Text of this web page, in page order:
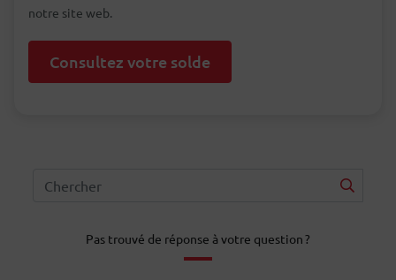
notre site web.
Consultez votre solde
Pas trouvé de réponse à votre question ?